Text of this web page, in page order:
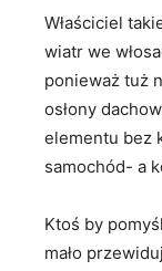
Właściciel
wiatr we
ponieważ tuż
osłony
elementu bez
samochód- a
Ktoś by
mało